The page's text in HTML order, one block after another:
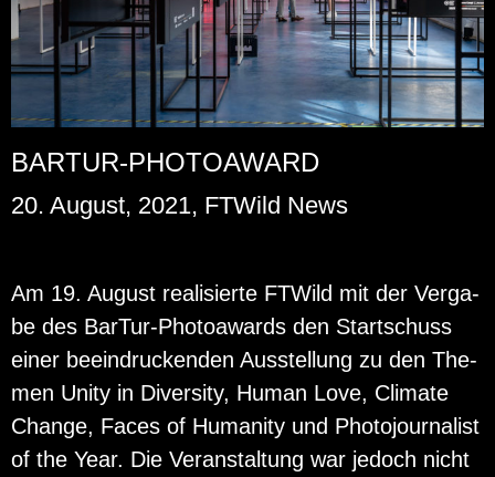
BARTUR-PHOTOAWARD
20. August, 2021, FTWild News
Am 19. Au­gust rea­li­sier­te FT­Wild mit der Ver­ga­
be des Bar­Tur-Pho­to­awards den Start­schuss
einer be­ein­dru­cken­den Aus­stel­lung zu den The­
men Unity in Di­ver­si­ty, Human Love, Cli­ma­te
Chan­ge, Faces of Hu­ma­ni­ty und Pho­to­jour­na­list
of the Year. Die Ver­an­stal­tung war je­doch nicht